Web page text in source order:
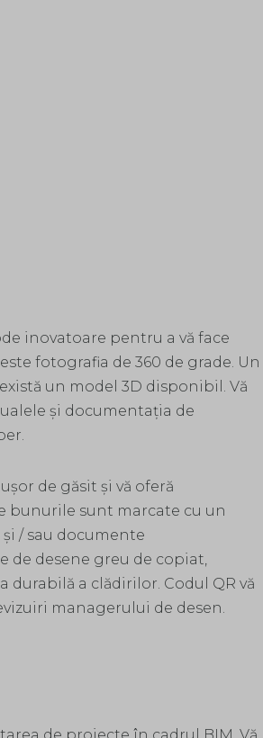
inovatoare pentru a vă face
fotografia de 360 ​​de grade. Un
un model 3D disponibil. Vă
și documentația de
de găsit și vă oferă
bunurile sunt marcate cu un
/ sau documente
de desene greu de copiat,
a clădirilor. Codul QR vă
managerului de desen.